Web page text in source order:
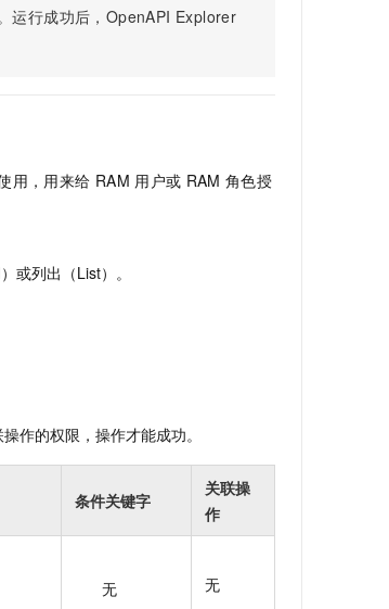
运行成功后，OpenAPI Explorer
用，用来给 RAM 用户或 RAM 角色授
或列出（List）。
作的权限，操作才能成功。
条件关键字
关联操
作
无 无
万有无界
云端极速 AI 应用创作平台
超强辅助，Bolt.diy 一步搞定创意建站
AI智能应用，一键激活高效办公新体验
Red Hat
定制小程序